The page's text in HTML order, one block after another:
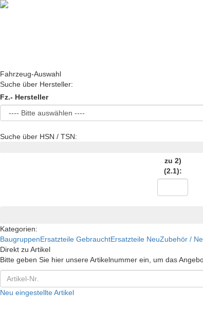
Fahrzeug-Auswahl
Suche über Hersteller:
Fz.- Hersteller
Suche über HSN / TSN:
zu 2)
(2.1):
Kategorien:
BaugruppenErsatzteile GebrauchtErsatzteile NeuZubehör /
Direkt zu Artikel
Bitte geben Sie hier unsere Artikelnummer ein, um das
Neu eingestellte Artikel